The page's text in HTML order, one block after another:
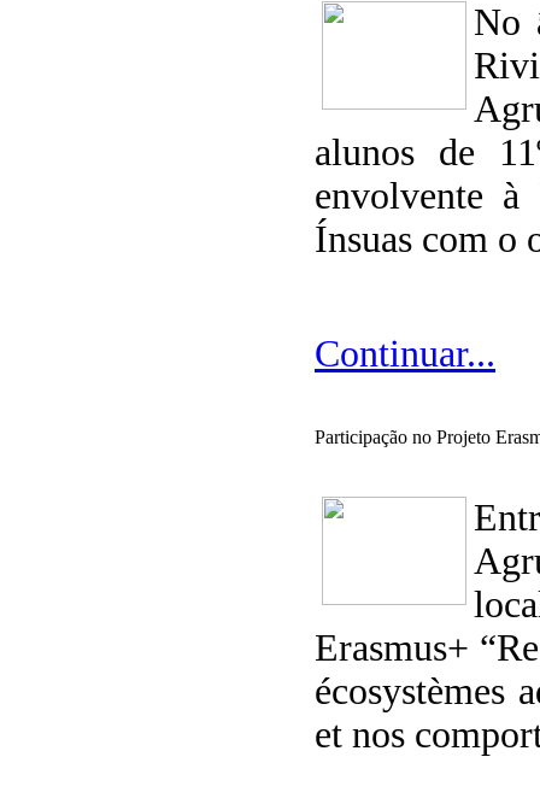
No
alunos de
envolvente
Ínsuas com
Continuar...
Participação no Projeto
Erasmus+
écosystèmes
et nos